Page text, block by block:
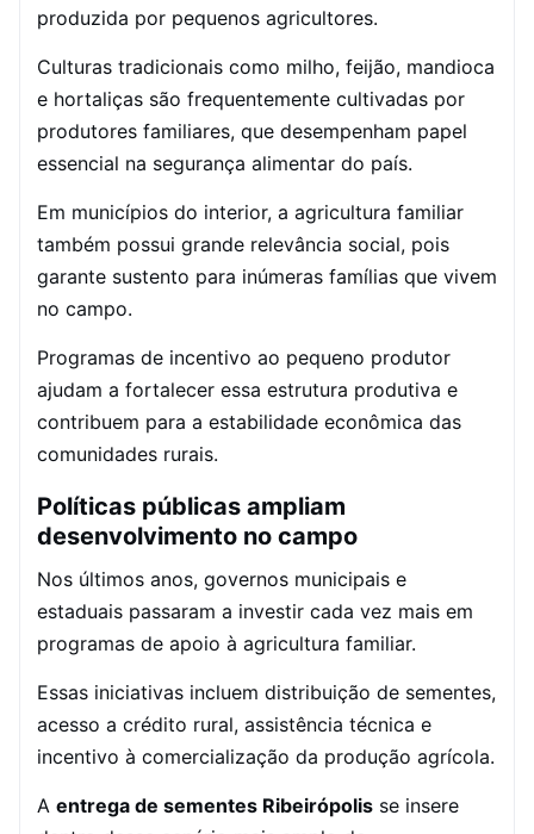
produzida por pequenos agricultores.
Culturas tradicionais como milho, feijão, mandioca
e hortaliças são frequentemente cultivadas por
produtores familiares, que desempenham papel
essencial na segurança alimentar do país.
Em municípios do interior, a agricultura familiar
também possui grande relevância social, pois
garante sustento para inúmeras famílias que vivem
no campo.
Programas de incentivo ao pequeno produtor
ajudam a fortalecer essa estrutura produtiva e
contribuem para a estabilidade econômica das
comunidades rurais.
Políticas públicas ampliam
desenvolvimento no campo
Nos últimos anos, governos municipais e
estaduais passaram a investir cada vez mais em
programas de apoio à agricultura familiar.
Essas iniciativas incluem distribuição de sementes,
acesso a crédito rural, assistência técnica e
incentivo à comercialização da produção agrícola.
A entrega de sementes Ribeirópolis se insere